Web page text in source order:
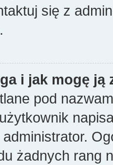
się z
i jak mogę ją
pod
żadnych rang